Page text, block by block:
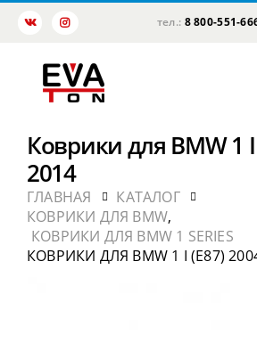
тел.: 8 800-551-
Коврики для BMW 1 I
2014
ГЛАВНАЯ
КАТАЛОГ
КОВРИКИ ДЛЯ BMW,
КОВРИКИ ДЛЯ BMW 1 SERIES
КОВРИКИ ДЛЯ BMW 1 I (E87)